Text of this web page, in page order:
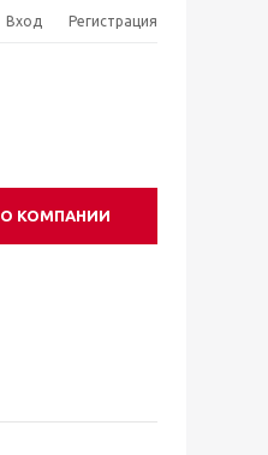
Вход Регистрация
О КОМПАНИИ